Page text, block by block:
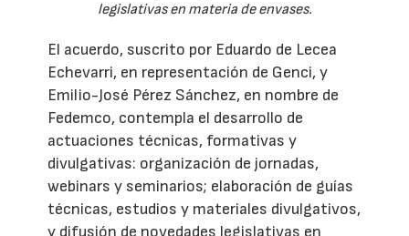
legislativas en materia de envases.
El acuerdo, suscrito por Eduardo de Lecea
Echevarri, en representación de Genci, y
Emilio-José Pérez Sánchez, en nombre de
Fedemco, contempla el desarrollo de
actuaciones técnicas, formativas y
divulgativas: organización de jornadas,
webinars y seminarios; elaboración de guías
técnicas, estudios y materiales divulgativos,
y difusión de novedades legislativas en